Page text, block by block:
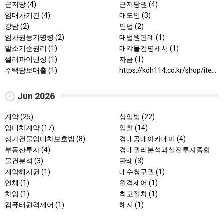
근저당 (4)
근저당권 (4)
임대차기간 (4)
매도인 (3)
강남 (2)
민법 (2)
임차권등기명령 (2)
대법원판례 (1)
말소기준권리 (1)
매각물건명세서 (1)
셀러파이낸싱 (1)
자금 (1)
주택담보대출 (1)
Jun 2026
계약 (25)
상임법 (22)
임대차계약 (17)
입찰 (14)
상가건물임대차보호법 (8)
경매공매아카데미 (4)
부동산투자 (4)
물건분석 (3)
판례 (3)
계약해지권 (1)
매수청구권 (1)
연체 (1)
원격제어 (1)
차임 (1)
최고절차 (1)
컴퓨터원격제어 (1)
해지 (1)